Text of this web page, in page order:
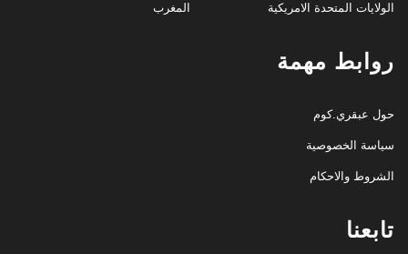
المغرب الولايات المتحدة الامريكية
روابط مهمة
حول عبقري.كوم
سياسة الخصوصية
الشروط والاحكام
تابعنا